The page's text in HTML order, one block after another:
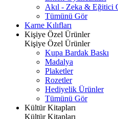
Akıl - Zeka & Eğitici
Tümünü Gör
Karne Kılıfları
Kişiye Özel Ürünler
Kişiye Özel Ürünler
Kupa Bardak Baskı
Madalya
Plaketler
Rozetler
Hediyelik Ürünler
Tümünü Gör
Kültür Kitapları
Kültür Kitapları